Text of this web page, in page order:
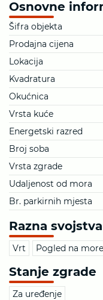
Osnovne
Šifra objekta
Prodajna cijena
Lokacija
Kvadratura
Okućnica
Vrsta kuće
Energetski razred
Broj soba
Vrsta zgrade
Udaljenost od mora
Br. parkirnih mjesta
Razna svojstva
Vrt Pogled na more
Stanje zgrade
Za uređenje